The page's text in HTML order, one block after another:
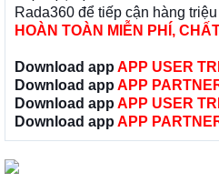
Rada360 để tiếp cận hàng
HOÀN TOÀN MIỄN PHÍ,
Download app APP USER
Download app APP
Download app APP USER
Download app APP